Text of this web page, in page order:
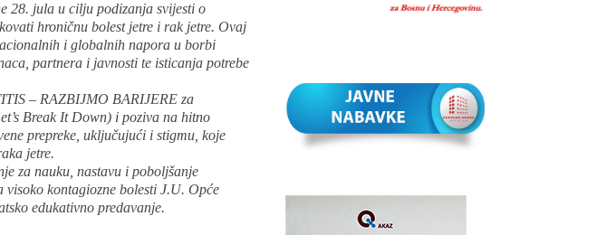
28. jula u cilju podizanja svijesti o
hroničnu bolest jetre i rak jetre. Ovaj
i globalnih napora u borbi
partnera i javnosti te isticanja potrebe
– RAZBIJMO BARIJERE za
Break It Down) i poziva na hitno
prepreke, uključujući i stigmu, koje
jetre.
za nauku, nastavu i poboljšanje
kontagiozne bolesti J.U. Opće
edukativno predavanje.